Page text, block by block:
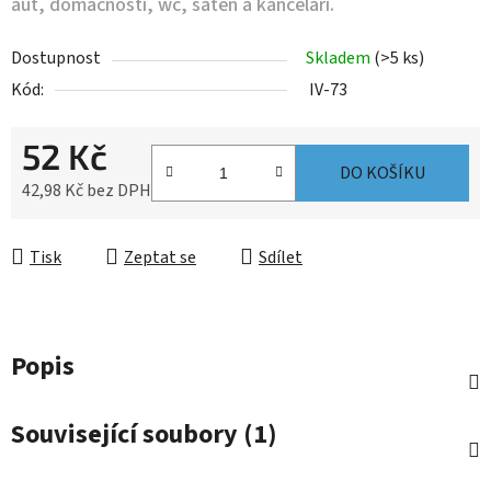
Dostupnost Skladem (>5 ks)
Kód:
IV-73
52 Kč
42,98 Kč bez DPH
DO KOŠÍKU
Tisk Zeptat se Sdílet
Popis
Související soubory (1)